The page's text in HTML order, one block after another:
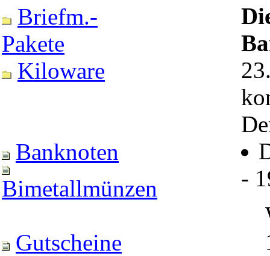
Briefm.-
Pakete
Kiloware
Banknoten
Bimetallmünzen
Gutscheine
-